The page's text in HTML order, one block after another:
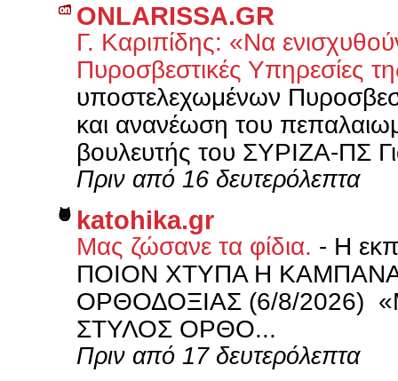
ONLARISSA.GR
Γ. Καριπίδης: «Να
Πυροσβεστικές Υπηρεσίες
υποστελεχωμένων
και ανανέωση του
βουλευτής του ΣΥΡΙΖΑ-ΠΣ
Πριν από 16 δευτερόλεπτα
katohika.gr
Μας ζώσανε τα φίδια. - Η
ΠΟΙΟΝ ΧΤΥΠΑ Η ΚΑΜΠΑΝΑ’
ΟΡΘΟΔΟΞΙΑΣ (6/8/2026)
ΣΤΥΛΟΣ ΟΡΘΟ...
Πριν από 17 δευτερόλεπτα